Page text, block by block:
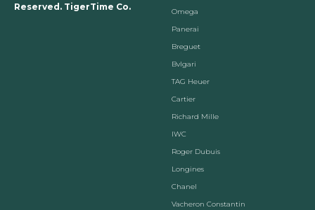
Reserved. TigerTime Co.
Omega
Panerai
Breguet
Вvlgari
TAG Heuer
Cartier
Richard Mille
IWC
Roger Dubuis
Longines
Chanel
Vacheron Constantin